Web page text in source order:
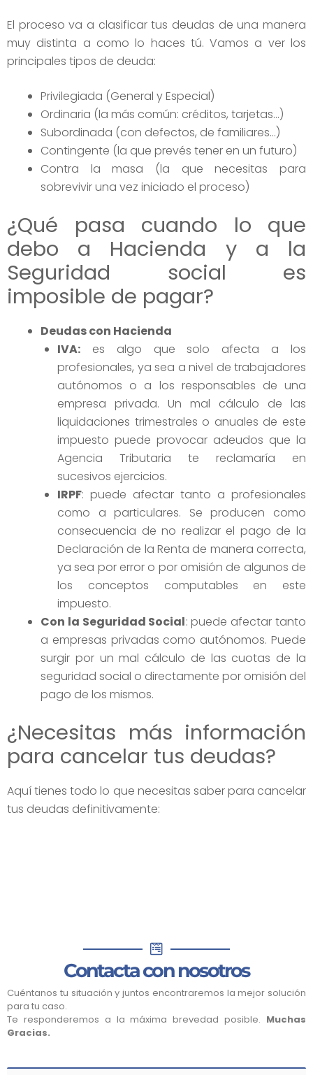
El proceso va a clasificar tus deudas de una manera
muy distinta a como lo haces tú. Vamos a ver los
principales tipos de deuda:
Privilegiada (General y Especial)
Ordinaria (la más común: créditos, tarjetas…)
Subordinada (con defectos, de familiares…)
Contingente (la que prevés tener en un futuro)
Contra la masa (la que necesitas para
sobrevivir una vez iniciado el proceso)
¿Qué pasa cuando lo que
debo a Hacienda y a la
Seguridad social es
imposible de pagar?
Deudas con Hacienda
IVA: es algo que solo afecta a los
profesionales, ya sea a nivel de trabajadores
autónomos o a los responsables de una
empresa privada. Un mal cálculo de las
liquidaciones trimestrales o anuales de este
impuesto puede provocar adeudos que la
Agencia Tributaria te reclamaría en
sucesivos ejercicios.
IRPF: puede afectar tanto a profesionales
como a particulares. Se producen como
consecuencia de no realizar el pago de la
Declaración de la Renta de manera correcta,
ya sea por error o por omisión de algunos de
los conceptos computables en este
impuesto.
Con la Seguridad Social: puede afectar tanto
a empresas privadas como autónomos. Puede
surgir por un mal cálculo de las cuotas de la
seguridad social o directamente por omisión del
pago de los mismos.
¿Necesitas más información
para cancelar tus deudas?
Aquí tienes todo lo que necesitas saber para cancelar
tus deudas definitivamente:
Contacta con nosotros
Cuéntanos tu situación y juntos encontraremos la mejor solución
para tu caso.
Te responderemos a la máxima brevedad posible. Muchas
Gracias.